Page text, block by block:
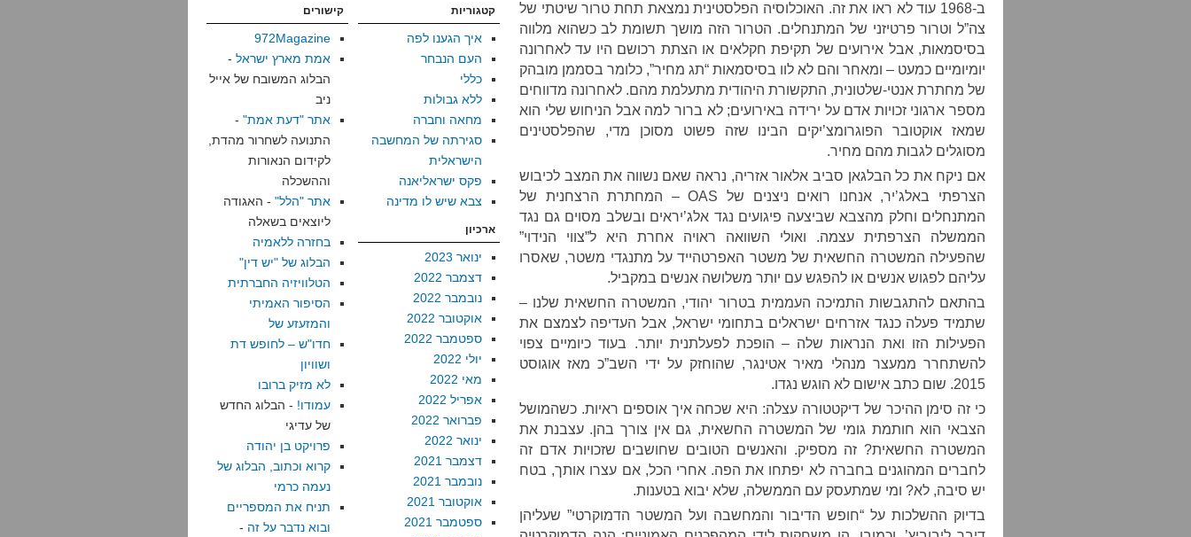
ב-1968 עוד לא ראו את זה. האוכלוסיה הפלסטינית נמצאת תחת טרור שיטתי של
צה”ל וטרור פרטיזני של המתנחלים. הטרור הזה מושך תשומת לב כשהוא מלווה
בסיסמאות, אבל אירועים של תקיפת חקלאים או הצתת רכושם היו עד לאחרונה
יומיומיים כמעט – ומאחר והם לא לוו בסיסמאות “תג מחיר”, כלומר בסממן מובהק
של מחתרת אנטי-שלטונית, התקשורת היהודית מתעלמת מהם. לאחרונה מדווחים
מספר ארגוני זכויות אדם על ירידה באירועים; לא ברור למה אבל הניחוש שלי הוא
שמאז אוקטובר הפוגרומצ’יקים הבינו שזה פשוט מסוכן מדי, שהפלסטינים
מסוגלים לגבות מהם מחיר.
אם ניקח את כל הבלגאן סביב אלאור אזריה, נראה שאם נשווה את המצב לכיבוש
הצרפתי באלג’יר, אנחנו רואים ניצנים של OAS – המחתרת הרצחנית של
המתנחלים וחלק מהצבא שביצעה פיגועים נגד אלג’יראים ובשלב מסוים גם נגד
הממשלה הצרפתית עצמה. ואולי השוואה ראויה אחרת היא ל”צווי הנידוי”
שהפעילה המשטרה החשאית של משטר האפרטהייד על מתנגדי משטר, שאסרו
עליהם לפגוש אנשים או להפגש עם יותר משלושה אנשים במקביל.
בהתאם להתגבשות התמיכה העממית בטרור יהודי, המשטרה החשאית שלנו –
שתמיד פעלה כנגד אזרחים ישראלים בתחומי ישראל, אבל העדיפה לצמצם את
הפעילות הזו ואת הנראות שלה – הופכת לפעלתנית יותר. בעוד כיומיים צפוי
להשתחרר ממעצר מנהלי מאיר אטינגר, שהוחזק על ידי השב”כ מאז אוגוסט
2015. שום כתב אישום לא הוגש נגדו.
כי זה סימן ההיכר של דיקטטורה עצלה: היא שכחה איך אוספים ראיות. כשהמושל
הצבאי הוא חותמת גומי של המשטרה החשאית, גם אין צורך בהן. עצבנת את
המשטרה החשאית? זה מספיק. והאנשים הטובים שחושבים שזכויות אדם זה
לחברים המהוגנים בחברה לא יפתחו את הפה. אחרי הכל, אם עצרו אותך, בטח
יש סיבה, לא? ומי שמתעסק עם הממשלה, שלא יבוא בטענות.
בדיוק ההשלכות על “חופש הדיבור והמחשבה ועל המשטר הדמוקרטי” שעליהן
קטגוריות
איך הגענו לפה
העם הנבחר
כללי
ללא גבולות
מחאה וחברה
סגירתה של המחשבה
הישראלית
פקס ישראליאנה
צבא שיש לו מדינה
ארכיון
ינואר 2023
דצמבר 2022
נובמבר 2022
אוקטובר 2022
ספטמבר 2022
יולי 2022
מאי 2022
אפריל 2022
פברואר 2022
ינואר 2022
דצמבר 2021
נובמבר 2021
אוקטובר 2021
ספטמבר 2021
קישורים
972Magazine
אמת מארץ ישראל -
הבלוג המשובח של אייל
ניב
אתר "דעת אמת" -
התנועה לשחרור מהדת,
לקידום הנאורות
וההשכלה
אתר "הלל" - האגודה
ליוצאים בשאלה
בחזרה ללאמיה
הבלוג של "יש דין"
הטלוויזיה החברתית
הסיפור האמיתי
והמזעזע של
חדו"ש – לחופש דת
ושוויון
לא מזיק ברובו
עמודו! - הבלוג החדש
של עדיגי
פרויקט בן יהודה
קרוא וכתוב, הבלוג של
נעמה כרמי
תניח את המספריים
ובוא נדבר על זה -